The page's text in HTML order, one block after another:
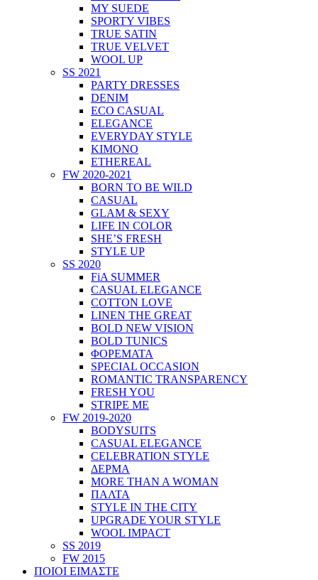
MY SUEDE
SPORTY VIBES
TRUE SATIN
TRUE VELVET
WOOL UP
SS 2021
PARTY DRESSES
DENIM
ECO CASUAL
ELEGANCE
EVERYDAY STYLE
KIMONO
ETHEREAL
FW 2020-2021
BORN TO BE WILD
CASUAL
GLAM & SEXY
LIFE IN COLOR
SHE’S FRESH
STYLE UP
SS 2020
FiA SUMMER
CASUAL ELEGANCE
COTTON LOVE
LINEN THE GREAT
BOLD NEW VISION
BOLD TUNICS
ΦΟΡΕΜΑΤΑ
SPECIAL OCCASION
ROMANTIC TRANSPARENCY
FRESH YOU
STRIPE ME
FW 2019-2020
BODYSUITS
CASUAL ELEGANCE
CELEBRATION STYLE
ΔΕΡΜΑ
MORE THAN A WOMAN
ΠΑΛΤΑ
STYLE IN THE CITY
UPGRADE YOUR STYLE
WOOL IMPACT
SS 2019
FW 2015
ΠΟΙΟΙ ΕΙΜΑΣΤΕ